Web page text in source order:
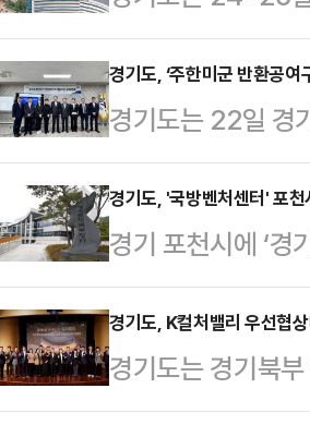
청일 기준 주민등
업 여부와 관계없
연 최대 10회의
자리를 비롯해 …
부누림센터에서 ‘
한다고 밝혔다.이
의 모습을 도민과
됐다.장애인 기회
을 인증하면 월 10
아니라 건강관리
하고 있다. 전시는
경기도, ‘주한미군 반환공
경기도는 22일 경
위원회’를 열고
성 계획안과 2026
원안 가결했다고
는 지난 10일 공포
및 운영에 관한 조
해 설치됐다.기금
위원장으로 경기…
경기도, '국방벤처센터' 포
경기 포천시에 ‘
에서 방위산업 전
계획과 정부 정책
경기도 방위산업
교 내)를 선정했다
경기도, K컬처밸리 우선협
경기도는 경기북
컬처밸리 복합개